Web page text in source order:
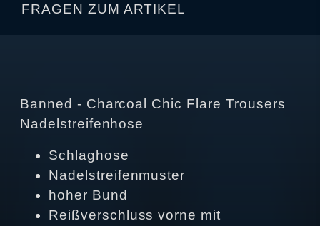
FRAGEN ZUM ARTIKEL
Banned - Charcoal Chic Flare Trousers
Nadelstreifenhose
Schlaghose
Nadelstreifenmuster
hoher Bund
Reißverschluss vorne mit